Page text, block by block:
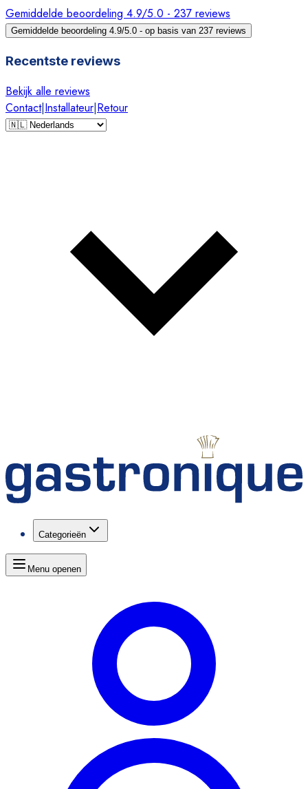
Gemiddelde beoordeling 4.9/5.0 - 237 reviews
Gemiddelde beoordeling 4.9/5.0 - op basis van 237 reviews
Recentste reviews
Bekijk alle reviews
Contact|Installateur|Retour
Categorieën
Menu openen